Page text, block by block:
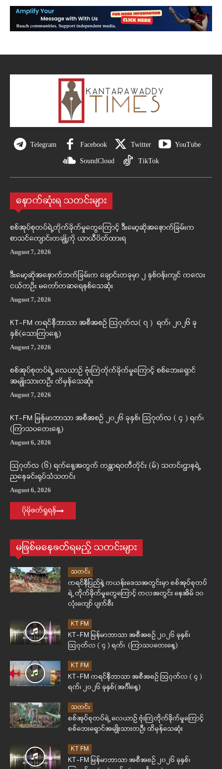
Telegram Facebook Twitter YouTube
SoundCloud TikTok
နောက်ဆုံးရ သတင်းများ
စစ်အုပ်စုတပ်ရဲ့တိုက်ခိုက်မှုတွေကြောင့် ဒီးမော့ဆိုအနောက်ခြမ်းက
စာသင်ကျောင်းတချို့ကို ယာယီပိတ်ထားရ
August 7, 2026
ဒီးမော့ဆိုအနောက်ဘက်ခြမ်းက ချောင်းတခုမှာ ၂ နှစ်ဝန်းကျင် ကလေး
ငယ်တဦး မတော်တဆရေနစ်သေဆုံး
August 7, 2026
KT-FM ကရင်နီဘာသာ အစီအစဉ် ဩဂုတ်လ( ၇ ) ရက်၊ ၂၀၂၆ ခု
နှစ်(သောကြာနေ့)
August 7, 2026
စစ်အုပ်စုတပ်ရဲ့ လေယာဉ် ဗုံးကြဲတိုက်ခိုက်မှုကြောင့် စစ်ဘေးရှောင်
အမျိုးသားတဦး ထိမှန်သေဆုံး
August 7, 2026
KT-FM မြန်မာဘာသာ အစီအစဉ် ၂၀၂၆ ခုနှစ်၊ ဩဂုတ်လ ( ၄ ) ရက်၊
(ကြာသပတေးနေ့)
August 6, 2026
ဩဂုတ်လ (၆) ရက်နေ့အတွက် ကန္တာရဝတီတိုင်း (မ်) သတင်းဌာနရဲ့
ညနေခင်းရုပ်သံသတင်း
August 6, 2026
ပိုမိုဖတ်ရှုရန်
မဖြစ်မနေဖတ်ရမည့် သတင်းများ
သတင်း
ကရင်နီပြည်နဲ့ ကယန်းဒေသအတွင်းမှာ စစ်အုပ်စုတပ်
ရဲ့ တိုက်ခိုက်မှုတွေကြောင့် တလအတွင်း နေအိမ် ၁၀
လုံးကျော် ပျက်စီး
KT FM
KT-FM မြန်မာဘာသာ အစီအစဉ် ၂၀၂၆ ခုနှစ်၊
ဩဂုတ်လ ( ၄ ) ရက်၊ (ကြာသပတေးနေ့)
KT FM
KT-FM ကရင်နီဘာသာ အစီအစဉ် ဩဂုတ်လ ( ၄ )
ရက်၊ ၂၀၂၆ ခုနှစ်(အင်္ဂါနေ့)
သတင်း
စစ်အုပ်စုတပ်ရဲ့ လေယာဉ် ဗုံးကြဲတိုက်ခိုက်မှုကြောင့်
စစ်ဘေးရှောင်အမျိုးသားတဦး ထိမှန်သေဆုံး
KT FM
KT-FM မြန်မာဘာသာ အစီအစဉ် ၂၀၂၆ ခုနှစ်၊